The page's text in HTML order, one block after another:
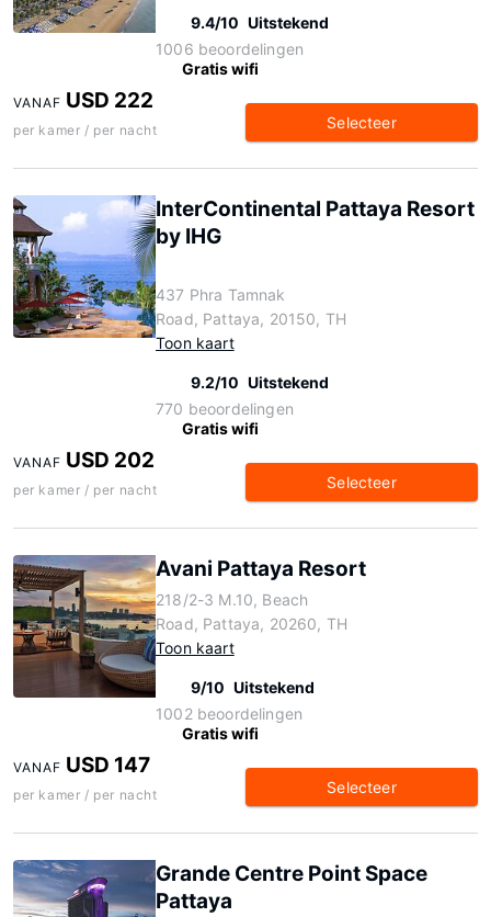
9.4/10 Uitstekend
1006 beoordelingen
Gratis wifi
VANAF USD 222
per kamer / per nacht Selecteer
InterContinental Pattaya Resort
by IHG
437 Phra Tamnak
Road, Pattaya, 20150, TH
Toon kaart
9.2/10 Uitstekend
770 beoordelingen
Gratis wifi
VANAF USD 202
per kamer / per nacht Selecteer
Avani Pattaya Resort
218/2-3 M.10, Beach
Road, Pattaya, 20260, TH
Toon kaart
9/10 Uitstekend
1002 beoordelingen
Gratis wifi
VANAF USD 147
per kamer / per nacht Selecteer
Grande Centre Point Space
Pattaya